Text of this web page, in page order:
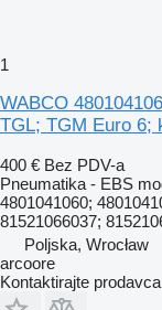
1
WABCO
TGL; TGM Euro 6;
400 € Bez PDV-a
Pneumatika - EBS
4801041060;
81521066037;
Poljska, Wrocław
arcoore
Kontaktirajte prodavca